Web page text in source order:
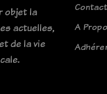
objet la
actuelles,
de la vie
Contact
A